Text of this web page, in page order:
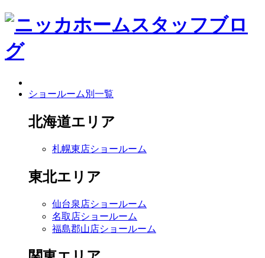
ショールーム別一覧
北海道エリア
札幌東店ショールーム
東北エリア
仙台泉店ショールーム
名取店ショールーム
福島郡山店ショールーム